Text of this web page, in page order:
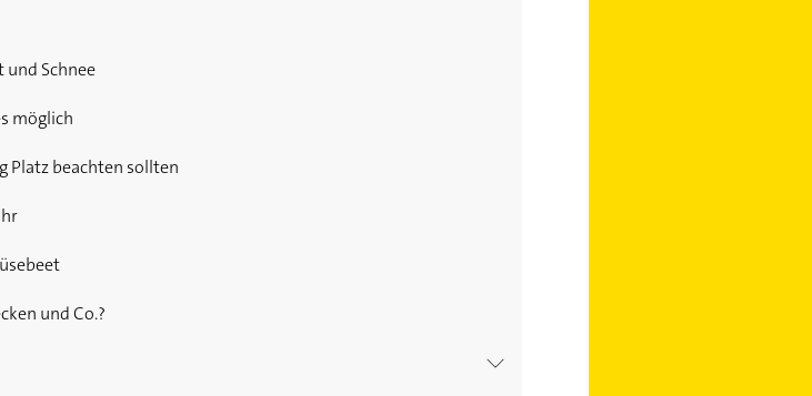
Schnee
möglich
Platz beachten sollten
und Co.?